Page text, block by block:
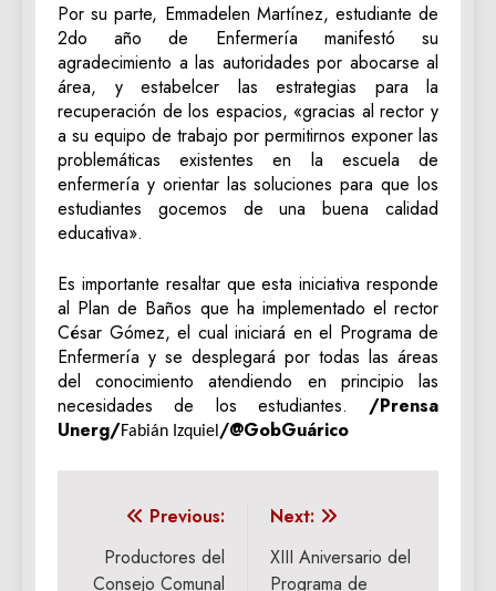
Por su parte, Emmadelen Martínez, estudiante de
2do año de Enfermería manifestó su
agradecimiento a las autoridades por abocarse al
área, y estabelcer las estrategias para la
recuperación de los espacios, «gracias al rector y
a su equipo de trabajo por permitirnos exponer las
problemáticas existentes en la escuela de
enfermería y orientar las soluciones para que los
estudiantes gocemos de una buena calidad
educativa».
Es importante resaltar que esta iniciativa responde
al Plan de Baños que ha implementado el rector
César Gómez, el cual iniciará en el Programa de
Enfermería y se desplegará por todas las áreas
del conocimiento atendiendo en principio las
necesidades de los estudiantes. /Prensa
Unerg/Fabián Izquiel /@GobGuárico
Navegación
de
Previous:
Productores del
Consejo Comunal
Next:
XIII Aniversario del
Programa de